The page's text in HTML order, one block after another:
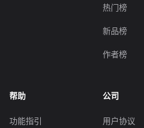
热门榜
新品榜
作者榜
帮助
功能指引
公司
用户协议